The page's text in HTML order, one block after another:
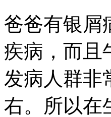
爸爸有银屑
疾病，而且
发病人群非
右。所以在